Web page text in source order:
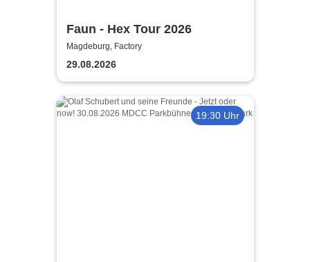
Faun - Hex Tour 2026
Magdeburg, Factory
29.08.2026
19:30 Uhr